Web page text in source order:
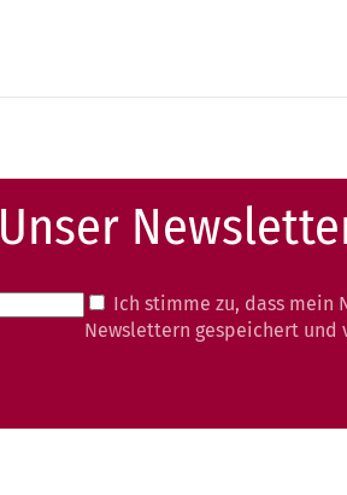
Unser
Ich stimme zu, dass mein
Newslettern gespeichert und